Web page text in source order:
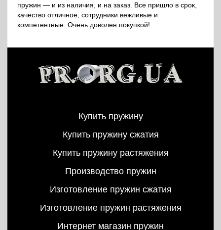
пружин — и из наличия, и на заказ. Все пришло в срок,
качество отличное, сотрудники вежливые и
компетентные. Очень доволен покупкой!
Купить пружину
Купить пружину сжатия
Купить пружину растяжения
Производство пружин
Изготовление пружин сжатия
Изготовление пружин растяжения
Интернет магазин пружин